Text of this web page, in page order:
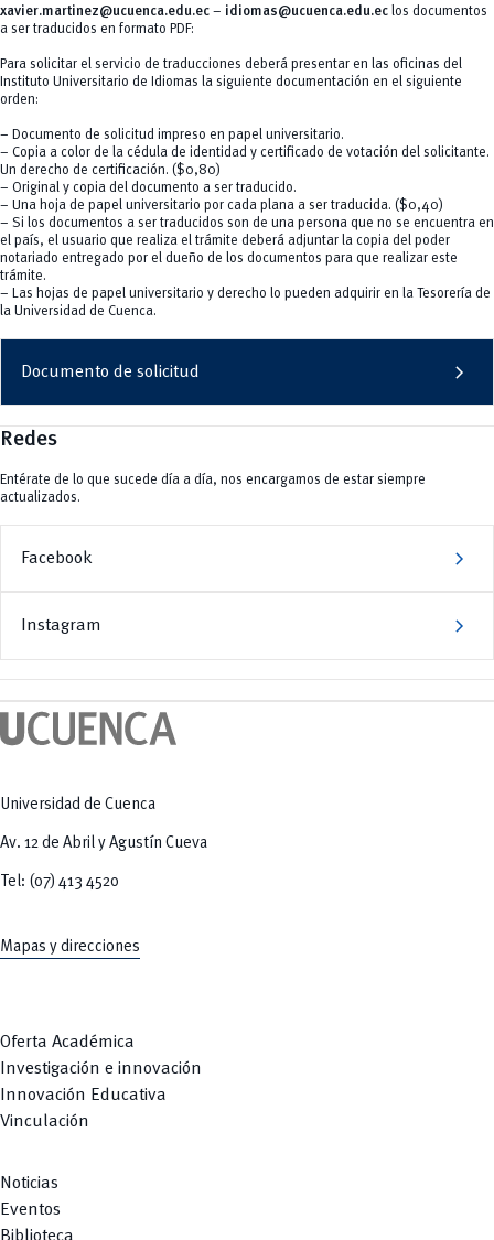
xavier.martinez@ucuenca.edu.ec – idiomas@ucuenca.edu.ec los documentos
a ser traducidos en formato PDF:
Para solicitar el servicio de traducciones deberá presentar en las oficinas del
Instituto Universitario de Idiomas la siguiente documentación en el siguiente
orden:
– Documento de solicitud impreso en papel universitario.
– Copia a color de la cédula de identidad y certificado de votación del solicitante.
Un derecho de certificación. ($0,80)
– Original y copia del documento a ser traducido.
– Una hoja de papel universitario por cada plana a ser traducida. ($0,40)
– Si los documentos a ser traducidos son de una persona que no se encuentra en
el país, el usuario que realiza el trámite deberá adjuntar la copia del poder
notariado entregado por el dueño de los documentos para que realizar este
trámite.
– Las hojas de papel universitario y derecho lo pueden adquirir en la Tesorería de
la Universidad de Cuenca.
Documento de solicitud chevron_right
Redes
Entérate de lo que sucede día a día, nos encargamos de estar siempre
actualizados.
Facebook chevron_right
Instagram chevron_right
Universidad de Cuenca
Av. 12 de Abril y Agustín Cueva
Tel: (07) 413 4520
Mapas y direcciones
Oferta Académica
Investigación e innovación
Innovación Educativa
Vinculación
Noticias
Eventos